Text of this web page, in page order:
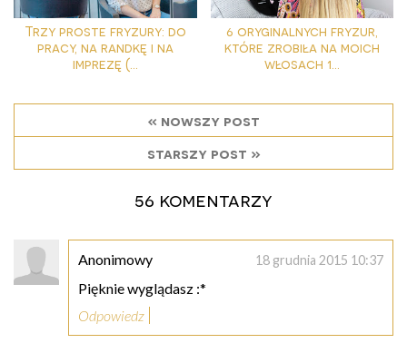
Trzy proste fryzury: do
pracy, na randkę i na
imprezę (...
6 oryginalnych fryzur,
które zrobiła na moich
włosach 1...
« nowszy post
starszy post »
56 komentarzy
Anonimowy 18 grudnia 2015 10:37
Pięknie wyglądasz :*
Odpowiedz